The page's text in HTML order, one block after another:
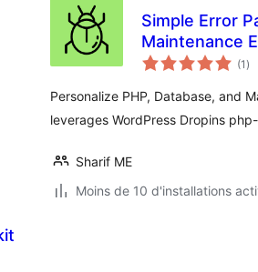
Simple Error
Maintenance
(1en
)
Personalize PHP, Database, and
leverages WordPress Dropins
Sharif ME
Moins de 10 d'installations